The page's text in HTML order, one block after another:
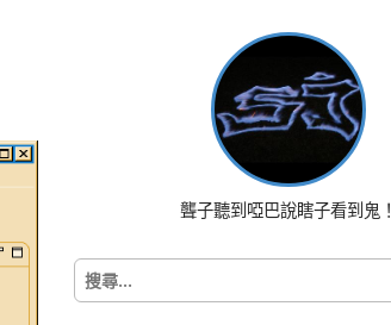
聾子聽到啞巴說瞎子看到鬼！
搜
尋